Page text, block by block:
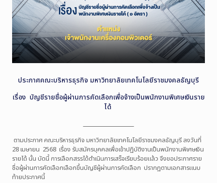
ประกาศคณะบริหารธุรกิจ มหาวิทยาลัยเทคโนโลยีราชมงคลธัญบุรี
เรื่อง บัญชีรายชื่อผู้ผ่านการคัดเลือกเพื่อจ้างเป็นพนักงานพิเศษเงินราย
ได้
ตามประกาศ คณะบริหารธุรกิจ มหาวิทยาลัยเทคโนโลยีราชมงคลธัญบุรี ลงวันที่
28 เมษายน 2568 เรื่อง รับสมัครบุคคลเพื่อเข้าปฏิบัติงานเป็นพนักงานพิเศษเงิน
รายได้ นั้น บัดนี้ การเลือกสรรได้ดำเนินการเสร็จเรียบร้อยแล้ว จึงขอประกาศราย
ชื่อผู้ผ่านการคัดเลือกเลือกขึ้นบัญชีผู้ผ่านการคัดเลือก ปรากฏตามเอกสารแนบ
ท้ายประกาศนี้